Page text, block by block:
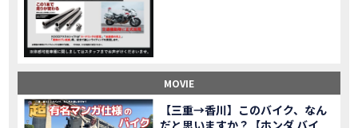
NEW BIKE
NEW BIKE 「スーパーカブ C125」に環境性能を向上させた新エンジンを搭載し発売！
EVENT 【イベントレポート】2021年 7月25日 敦賀ツーリング
「ADV150」に受注期間限定のカラーリングを設定し発売！
NEW BIKE 「GB350」「GB350 S」新型ロードスポーツモデル GB350・GB350 S を発売！
MOVIE
【三重→香川】このバイク、なん